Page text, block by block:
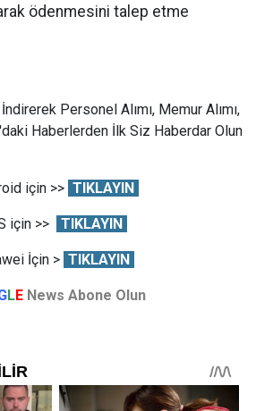
ödenmesini talep etme
Personel Alımı, Memur Alımı,
Haberlerden İlk Siz Haberdar Olun
için >> TIKLAYIN
için >> TIKLAYIN
İçin > TIKLAYIN
LE News Abone Olun